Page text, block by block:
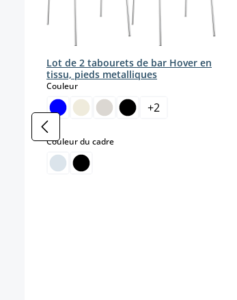
Lot de 2 tabourets de bar Hover en
tissu, pieds metalliques
Couleurselect
+2
Couleur du cadreselect